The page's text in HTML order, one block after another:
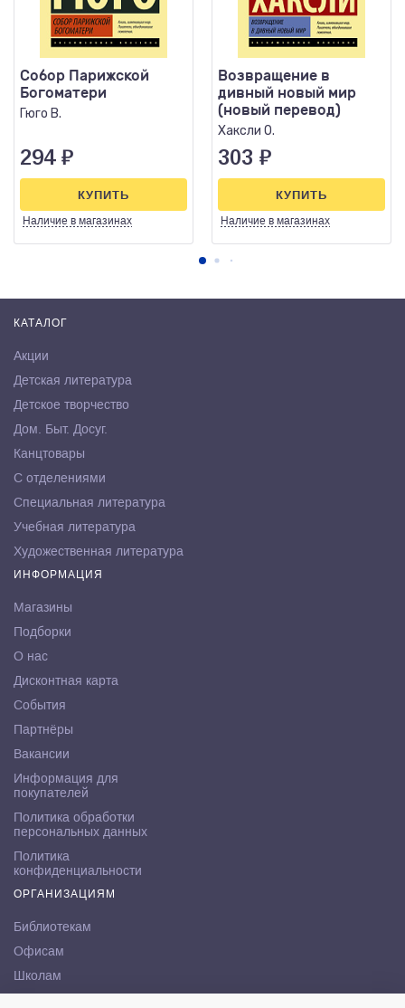
Собор Парижской
Богоматери
Гюго В.
294 ₽
Наличие в магазинах
КУПИТЬ
Возвращение в
дивный новый мир
(новый перевод)
Хаксли О.
303 ₽
Наличие в магазинах
КУПИТЬ
КАТАЛОГ
Акции
Детская литература
Детское творчество
Дом. Быт. Досуг.
Канцтовары
С отделениями
Специальная литература
Учебная литература
Художественная литература
ИНФОРМАЦИЯ
Магазины
Подборки
О нас
Дисконтная карта
События
Партнёры
Вакансии
Информация для
покупателей
Политика обработки
персональных данных
Политика
конфиденциальности
ОРГАНИЗАЦИЯМ
Библиотекам
Офисам
Школам